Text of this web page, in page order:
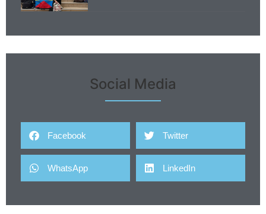
Social Media
Facebook Twitter
WhatsApp LinkedIn